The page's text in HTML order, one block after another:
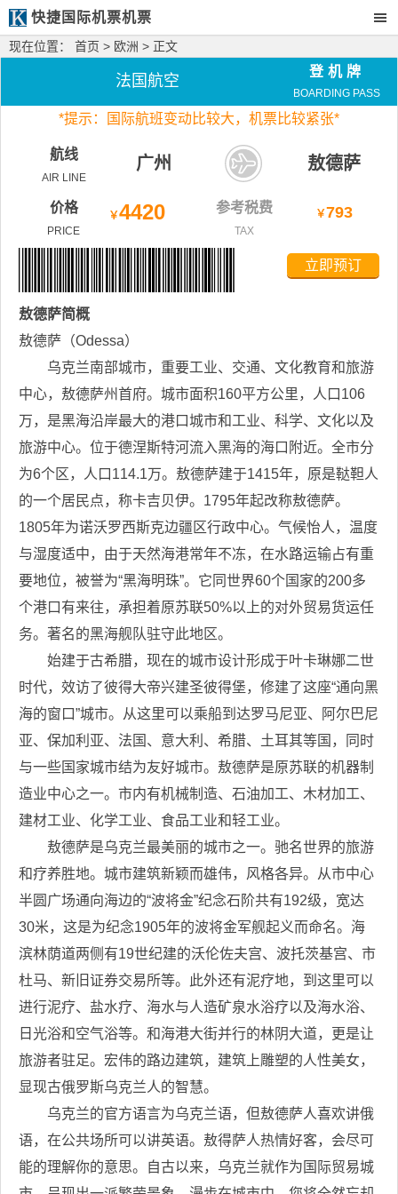
快捷国际机票机票
现在位置： 首页 > 欧洲 > 正文
法国航空
登机牌
BOARDING PASS
*提示：国际航班变动比较大， 机票比较紧张*
航线
AIR LINE
广州 敖德萨
价格
PRICE
￥4420 参考税费
TAX
￥793
立即预订
敖德萨简概
敖德萨（Odessa）
乌克兰南部城市，重要工业、交通、文化教育和旅游
中心，敖德萨州首府。城市面积160平方公里，人口106
万，是黑海沿岸最大的港口城市和工业、科学、文化以及
旅游中心。位于德涅斯特河流入黑海的海口附近。全市分
为6个区，人口114.1万。敖德萨建于1415年，原是鞑靼人
的一个居民点，称卡吉贝伊。1795年起改称敖德萨。
1805年为诺沃罗西斯克边疆区行政中心。气候怡人，温度
与湿度适中，由于天然海港常年不冻，在水路运输占有重
要地位，被誉为“黑海明珠”。它同世界60个国家的200多
个港口有来往，承担着原苏联50%以上的对外贸易货运任
务。著名的黑海舰队驻守此地区。
始建于古希腊，现在的城市设计形成于叶卡琳娜二世
时代，效访了彼得大帝兴建圣彼得堡，修建了这座“通向黑
海的窗口”城市。从这里可以乘船到达罗马尼亚、阿尔巴尼
亚、保加利亚、法国、意大利、希腊、土耳其等国，同时
与一些国家城市结为友好城市。敖德萨是原苏联的机器制
造业中心之一。市内有机械制造、石油加工、木材加工、
建材工业、化学工业、食品工业和轻工业。
敖德萨是乌克兰最美丽的城市之一。驰名世界的旅游
和疗养胜地。城市建筑新颖而雄伟，风格各异。从市中心
半圆广场通向海边的“波将金”纪念石阶共有192级，宽达
30米，这是为纪念1905年的波将金军舰起义而命名。海
滨林荫道两侧有19世纪建的沃伦佐夫宫、波托茨基宫、市
杜马、新旧证券交易所等。此外还有泥疗地，到这里可以
进行泥疗、盐水疗、海水与人造矿泉水浴疗以及海水浴、
日光浴和空气浴等。和海港大街并行的林阴大道，更是让
旅游者驻足。宏伟的路边建筑，建筑上雕塑的人性美女，
显现古俄罗斯乌克兰人的智慧。
乌克兰的官方语言为乌克兰语，但敖德萨人喜欢讲俄
语，在公共场所可以讲英语。敖得萨人热情好客，会尽可
能的理解你的意思。自古以来，乌克兰就作为国际贸易城